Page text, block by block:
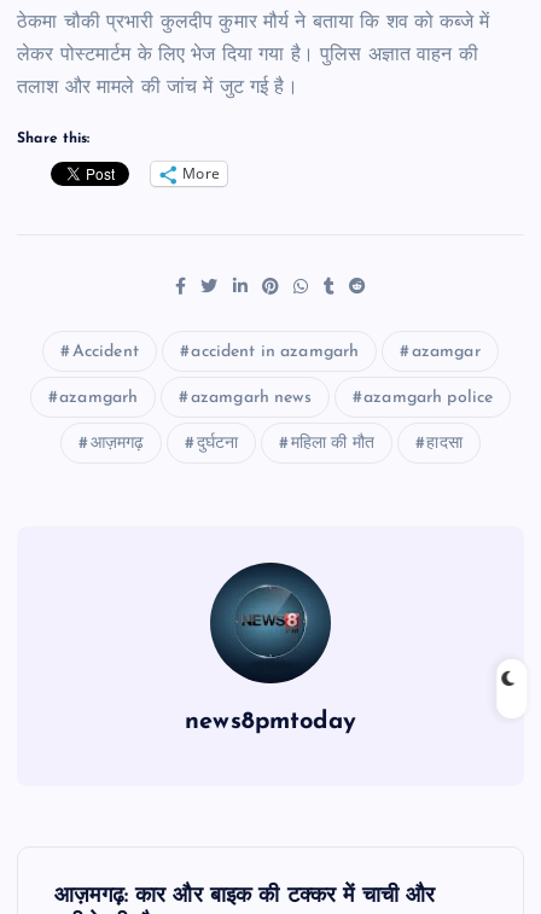
ठेकमा चौकी प्रभारी कुलदीप कुमार मौर्य ने बताया कि शव को कब्जे में
लेकर पोस्टमार्टम के लिए भेज दिया गया है। पुलिस अज्ञात वाहन की
तलाश और मामले की जांच में जुट गई है।
Share this:
More
Accident accident in azamgarh azamgar
azamgarh azamgarh news azamgarh police
आज़मगढ़ दुर्घटना महिला की मौत हादसा
news8pmtoday
आज़मगढ़: कार और बाइक की टक्कर में चाची और